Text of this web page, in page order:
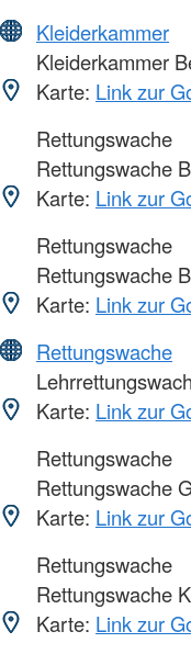
Kleiderkammer
Kleiderkammer
Karte: Link zur
Rettungswache
Rettungswache
Karte: Link zur
Rettungswache
Rettungswache
Karte: Link zur
Rettungswache
Karte: Link zur
Rettungswache
Rettungswache
Karte: Link zur
Rettungswache
Rettungswache
Karte: Link zur